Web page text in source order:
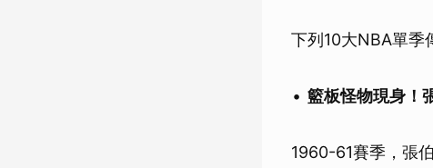
下列10大NBA單季
籃板怪物現身！
1960-61賽季，張